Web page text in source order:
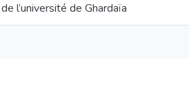
l’université de Ghardaïa